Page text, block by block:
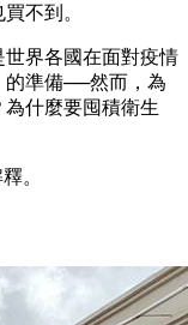
不到。
界各國在面對疫情
的準備──然而，為
什麼要囤積衛生
。